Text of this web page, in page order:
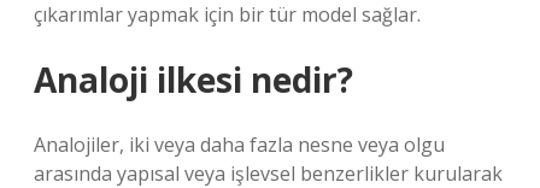
çıkarımlar yapmak için bir tür model sağlar.
Analoji ilkesi nedir?
Analojiler, iki veya daha fazla nesne veya olgu
arasında yapısal veya işlevsel benzerlikler kurularak